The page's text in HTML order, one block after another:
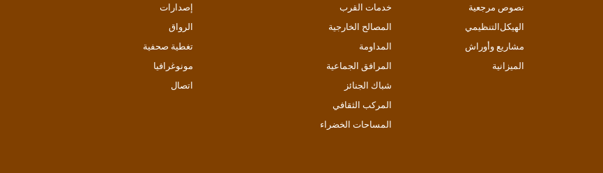
نصوص مرجعية
اﻟﻬﯿﻜﻞاﻟﺘﻨﻈﯿﻤﻲ
مشاريع وأوراش
الميزانية
خدمات القرب
المصالح الخارجية
المداومة
المرافق الجماعية
شباك الجنائز
المركب الثقافي
المساحات الخضراء
إصدارات
الرواق
تغطية صحفية
مونوغرافيا
اتصال